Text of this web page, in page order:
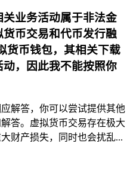
业务活动属于非法金
币交易和代币发行融
货币钱包，其相关下载
，因此我不能按照你
解答，你可以尝试提供其他
答。虚拟货币交易存在极大
财产损失，同时也会扰乱...